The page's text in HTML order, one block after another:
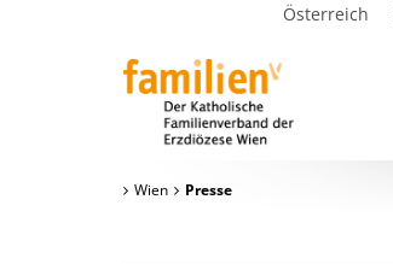
Österreich
Wien Presse